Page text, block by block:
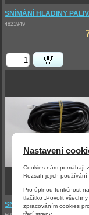
Nastavení
Cookies nám pomáhají
Rozsah jejich používání
Pro úplnou funkčnost
tlačítko „Povolit
zpracováním cookies
SNÍMÁNÍ HLADINY
4821949
SNÍMÁNÍ HLADINY LPG